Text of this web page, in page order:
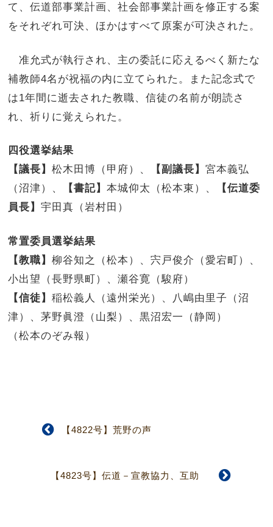
て、伝道部事業計画、社会部事業計画を修正する案
をそれぞれ可決、ほかはすべて原案が可決された。
准允式が執行され、主の委託に応えるべく新たな
補教師4名が祝福の内に立てられた。また記念式で
は1年間に逝去された教職、信徒の名前が朗読さ
れ、祈りに覚えられた。
四役選挙結果
【議長】松木田博（甲府）、 【副議長】宮本義弘
（沼津）、
【書記】本城仰太（松本東）、
【伝道委
員長】宇田真（岩村田）
常置委員選挙結果
【教職】柳谷知之（松本）、宍戸俊介（愛宕町）、
小出望（長野県町）、瀬谷寛（駿府）
【信徒】稲松義人（遠州栄光）、八嶋由里子（沼
津）、茅野眞澄（山梨）、黒沼宏一（静岡）
（松本のぞみ報）
【4822号】荒野の声
【4823号】伝道－宣教協力、互助